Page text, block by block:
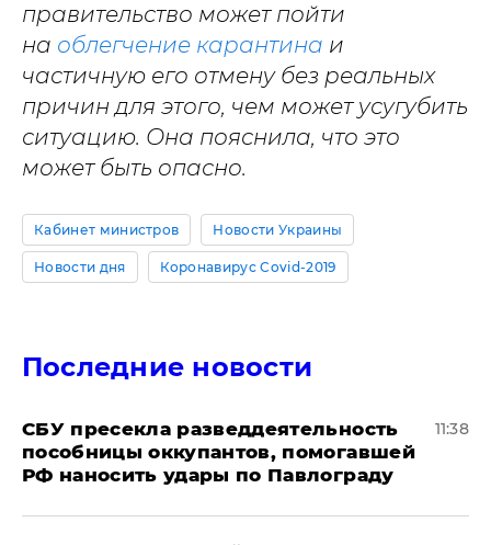
правительство может пойти
на облегчение карантина и
частичную его отмену без реальных
причин для этого, чем может усугубить
ситуацию. Она пояснила, что это
может быть опасно.
Кабинет министров Новости Украины
Новости дня Коронавирус Covid-2019
Последние новости
СБУ пресекла разведдеятельность
пособницы оккупантов, помогавшей
РФ наносить удары по Павлограду
11:38